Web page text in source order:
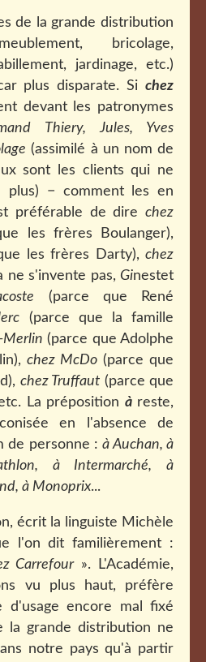
de la grande distribution
bricolage,
jardinage, etc.)
plus disparate. Si chez
devant les patronymes
Thiery, Jules, Yves
(assimilé à un nom de
sont les clients qui ne
plus) − comment les en
préférable de dire chez
les frères Boulanger),
les frères Darty),chez
ne s'invente pas, Ginestet
(parce que René
(parce que la famille
Merlin (parce que Adolphe
chez McDo (parce que
chez Truffaut (parce que
La préposition àreste,
en l'absence de
de personne :à Auchan, à
à Intermarché, à
à Monoprix...
écrit la linguiste Michèle
l'on dit familièrement :
Carrefour». L'Académie,
vu plus haut, préfère
d'usage encore mal fixé
la grande distribution ne
notre pays qu'à partir